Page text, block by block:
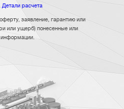
Детали расчета
заявление, гарантию или
или ущерб) понесенные или